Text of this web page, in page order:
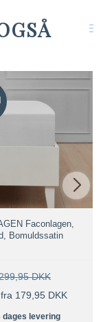
Faconlagen,
Bomuldssatin
DKK
179,95 DKK
dages levering